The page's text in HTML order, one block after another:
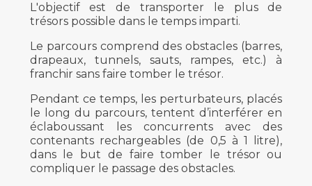
L'objectif est de transporter le plus de
trésors possible dans le temps imparti.
Le parcours comprend des obstacles (barres,
drapeaux, tunnels, sauts, rampes, etc.) à
franchir sans faire tomber le trésor.
Pendant ce temps, les perturbateurs, placés
le long du parcours, tentent d’interférer en
éclaboussant les concurrents avec des
contenants rechargeables (de 0,5 à 1 litre),
dans le but de faire tomber le trésor ou
compliquer le passage des obstacles.